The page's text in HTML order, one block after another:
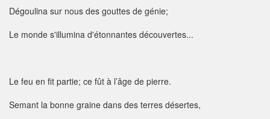
Dégoulina sur nous des gouttes de génie;
Le monde s'illumina d'étonnantes découvertes...
Le feu en fit partie; ce fût à l’âge de pierre.
Semant la bonne graine dans des terres désertes,